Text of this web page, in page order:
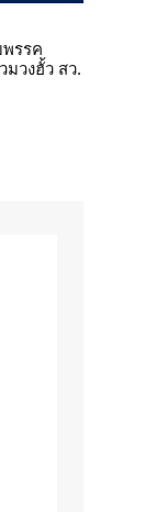
พรรค
มวงฮั้ว สว.